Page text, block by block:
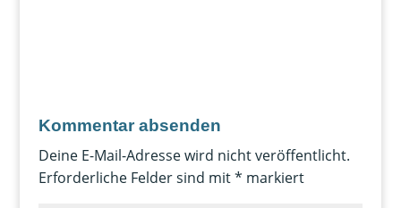
Kommentar absenden
Deine E-Mail-Adresse wird nicht veröffentlicht.
Erforderliche Felder sind mit* markiert